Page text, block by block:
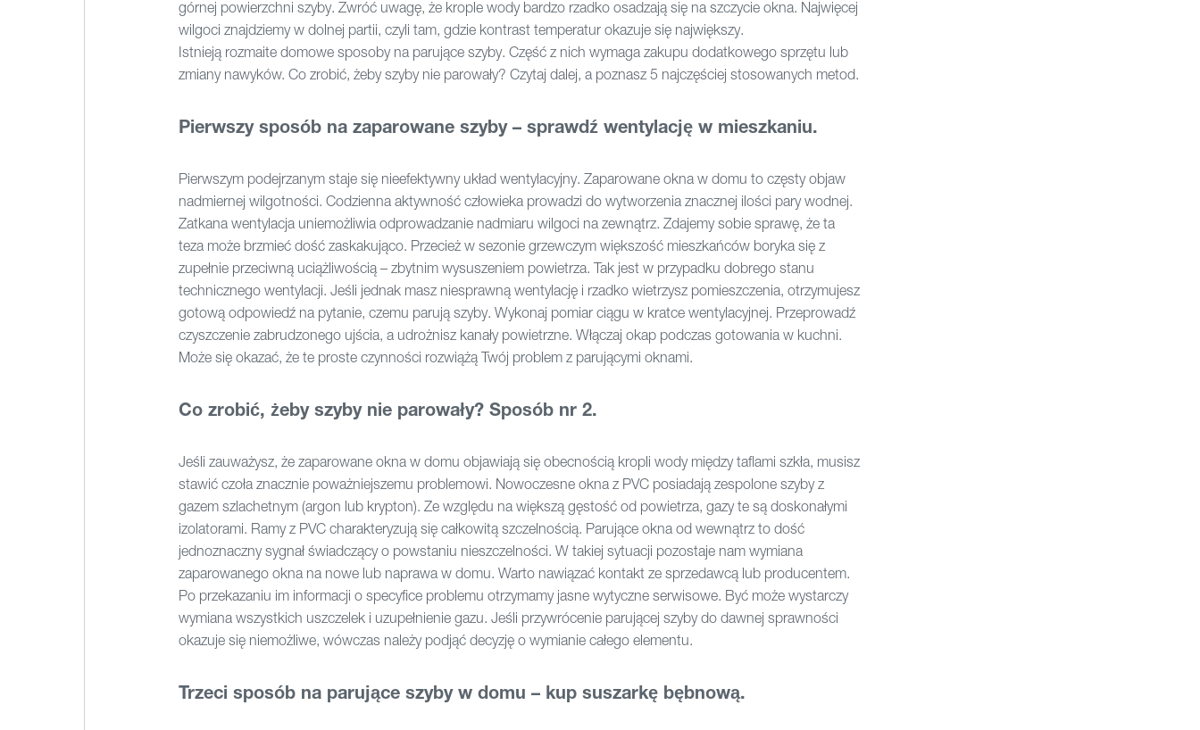
górnej powierzchni szyby. Zwróć uwagę, że krople wody bardzo rzadko osadzają się na szczycie okna. Najwięcej
wilgoci znajdziemy w dolnej partii, czyli tam, gdzie kontrast temperatur okazuje się największy.
Istnieją rozmaite domowe sposoby na parujące szyby. Część z nich wymaga zakupu dodatkowego sprzętu lub
zmiany nawyków. Co zrobić, żeby szyby nie parowały? Czytaj dalej, a poznasz 5 najczęściej stosowanych metod.
Pierwszy sposób na zaparowane szyby – sprawdź wentylację w mieszkaniu.
Pierwszym podejrzanym staje się nieefektywny układ wentylacyjny. Zaparowane okna w domu to częsty objaw
nadmiernej wilgotności. Codzienna aktywność człowieka prowadzi do wytworzenia znacznej ilości pary wodnej.
Zatkana wentylacja uniemożliwia odprowadzanie nadmiaru wilgoci na zewnątrz. Zdajemy sobie sprawę, że ta
teza może brzmieć dość zaskakująco. Przecież w sezonie grzewczym większość mieszkańców boryka się z
zupełnie przeciwną uciążliwością – zbytnim wysuszeniem powietrza. Tak jest w przypadku dobrego stanu
technicznego wentylacji. Jeśli jednak masz niesprawną wentylację i rzadko wietrzysz pomieszczenia, otrzymujesz
gotową odpowiedź na pytanie, czemu parują szyby. Wykonaj pomiar ciągu w kratce wentylacyjnej. Przeprowadź
czyszczenie zabrudzonego ujścia, a udrożnisz kanały powietrzne. Włączaj okap podczas gotowania w kuchni.
Może się okazać, że te proste czynności rozwiążą Twój problem z parującymi oknami.
Co zrobić, żeby szyby nie parowały? Sposób nr 2.
Jeśli zauważysz, że zaparowane okna w domu objawiają się obecnością kropli wody między taflami szkła, musisz
stawić czoła znacznie poważniejszemu problemowi. Nowoczesne okna z PVC posiadają zespolone szyby z
gazem szlachetnym (argon lub krypton). Ze względu na większą gęstość od powietrza, gazy te są doskonałymi
izolatorami. Ramy z PVC charakteryzują się całkowitą szczelnością. Parujące okna od wewnątrz to dość
jednoznaczny sygnał świadczący o powstaniu nieszczelności. W takiej sytuacji pozostaje nam wymiana
zaparowanego okna na nowe lub naprawa w domu. Warto nawiązać kontakt ze sprzedawcą lub producentem.
Po przekazaniu im informacji o specyfice problemu otrzymamy jasne wytyczne serwisowe. Być może wystarczy
wymiana wszystkich uszczelek i uzupełnienie gazu. Jeśli przywrócenie parującej szyby do dawnej sprawności
okazuje się niemożliwe, wówczas należy podjąć decyzję o wymianie całego elementu.
Trzeci sposób na parujące szyby w domu – kup suszarkę bębnową.